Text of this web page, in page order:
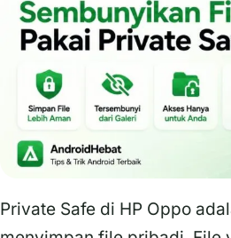
Private Safe di HP Oppo